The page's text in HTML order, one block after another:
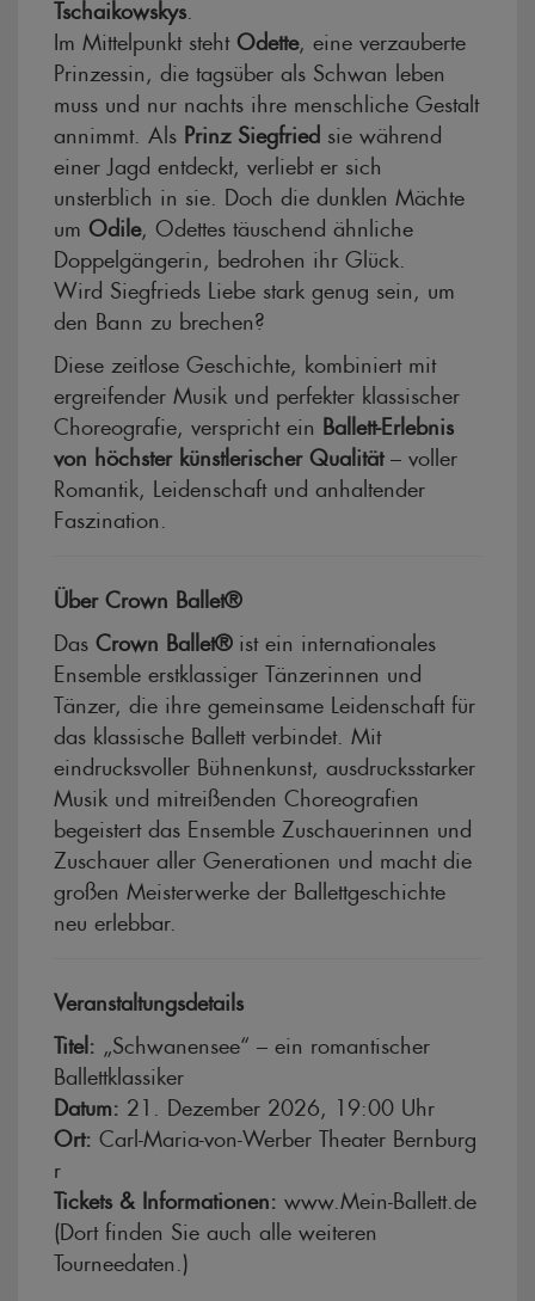
Tschaikowskys
Im Mittelpunkt steht Odette , eine verzauberte
Prinzessin, die tagsüber als Schwan leben
muss und nur nachts ihre menschliche Gestalt
annimmt. Als Prinz Siegfried sie während
einer Jagd entdeckt, verliebt er sich
unsterblich in sie. Doch die dunklen Mächte
um Odile , Odettes täuschend ähnliche
Doppelgängerin, bedrohen ihr Glück.
Wird Siegfrieds Liebe stark genug sein, um
den Bann zu brechen?
Diese zeitlose Geschichte, kombiniert mit
ergreifender Musik und perfekter klassischer
Choreografie, verspricht ein Ballett-Erlebnis
von höchster künstlerischer Qualität– voller
Romantik, Leidenschaft und anhaltender
Faszination.
Über Crown Ballet®
Das Crown Ballet®ist ein internationales
Ensemble erstklassiger Tänzerinnen und
Tänzer, die ihre gemeinsame Leidenschaft für
das klassische Ballett verbindet. Mit
eindrucksvoller Bühnenkunst, ausdrucksstarker
Musik und mitreißenden Choreografien
begeistert das Ensemble Zuschauerinnen und
Zuschauer aller Generationen und macht die
großen Meisterwerke der Ballettgeschichte
neu erlebbar.
Veranstaltungsdetails
Titel: „Schwanensee“ – ein romantischer
Ballettklassiker
Datum: 21. Dezember 2026, 19:00 Uhr
Ort: Carl-Maria-von-Werber Theater Bernburg
r
Tickets & Informationen: www.Mein-Ballett.de
(Dort finden Sie auch alle weiteren
Tourneedaten.)